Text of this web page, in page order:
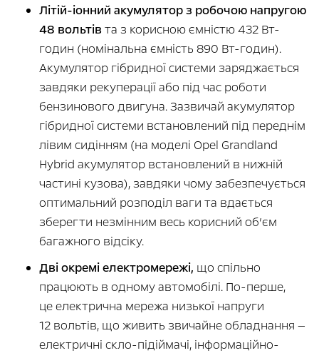
Літій-іонний акумулятор з робочою напругою
48 вольтів та з корисною ємністю 432 Вт-
годин (номінальна ємність 890 Вт-годин).
Акумулятор гібридної системи заряджається
завдяки рекуперації або під час роботи
бензинового двигуна. Зазвичай акумулятор
гібридної системи встановлений під переднім
лівим сидінням (на моделі Opel Grandland
Hybrid акумулятор встановлений в нижній
частині кузова), завдяки чому забезпечується
оптимальний розподіл ваги та вдається
зберегти незмінним весь корисний об’єм
багажного відсіку.
Дві окремі електромережі, що спільно
працюють в одному автомобілі. По-перше,
це електрична мережа низької напруги
12 вольтів, що живить звичайне обладнання —
електричні скло-підіймачі, інформаційно-